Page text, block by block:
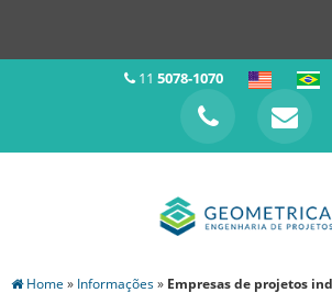
11 5078-1070
Home » Informações» Empresas de projetos